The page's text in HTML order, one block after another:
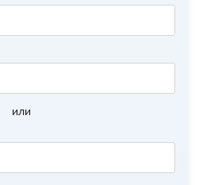
или